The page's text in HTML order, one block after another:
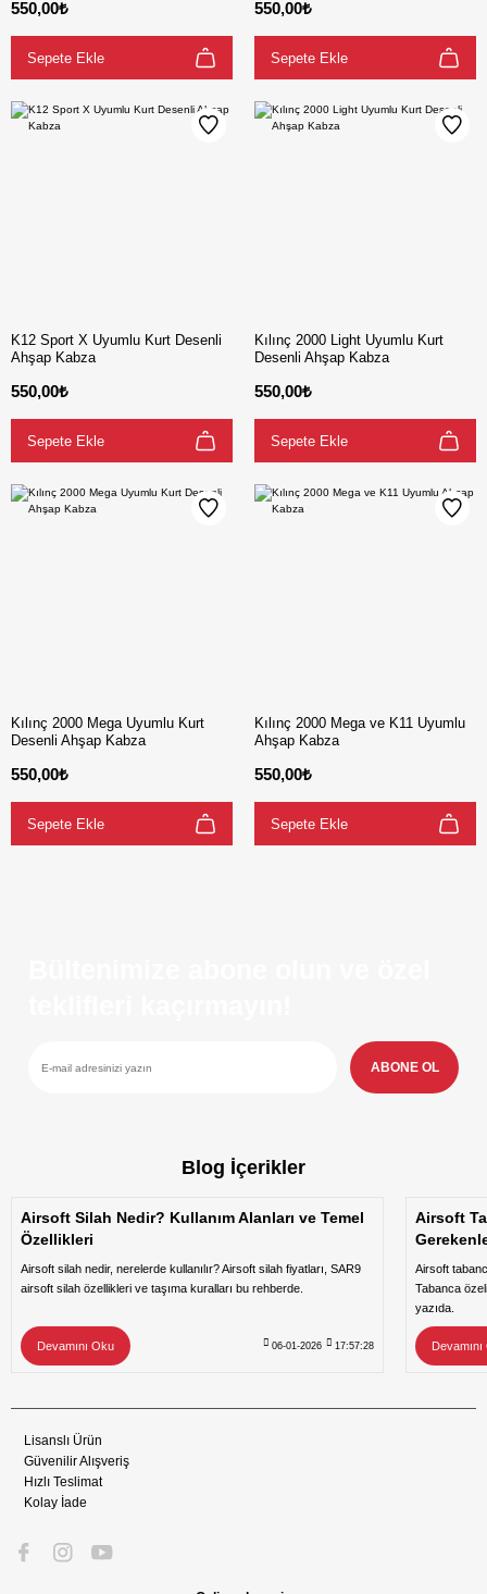
550,00₺
Sepete Ekle
550,00₺
Sepete Ekle
K12 Sport X Uyumlu Kurt Desenli
Ahşap Kabza
550,00₺
Sepete Ekle
Kılınç 2000 Light Uyumlu Kurt
Desenli Ahşap Kabza
550,00₺
Sepete Ekle
Kılınç 2000 Mega Uyumlu Kurt
Desenli Ahşap Kabza
550,00₺
Sepete Ekle
Kılınç 2000 Mega ve K11 Uyumlu
Ahşap Kabza
550,00₺
Sepete Ekle
ABONE OL
Blog İçerikler
Airsoft Silah Nedir? Kullanım Alanları ve Temel
Özellikleri
Airsoft silah nedir, nerelerde kullanılır? Airsoft silah fiyatları, SAR9
airsoft silah özellikleri ve taşıma kuralları bu rehberde.
Devamını Oku 06-01-2026 17:57:28
Airsoft
Airsoft
Tabanca
yazıda.
Lisanslı Ürün
Güvenilir Alışveriş
Hızlı Teslimat
Kolay İade